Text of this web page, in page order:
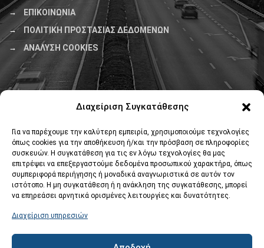
Διαχείριση Συγκατάθεσης
Για να παρέχουμε την καλύτερη εμπειρία, χρησιμοποιούμε τεχνολογίες
όπως cookies για την αποθήκευση ή/και την πρόσβαση σε πληροφορίες
συσκευών. Η συγκατάθεση για τις εν λόγω τεχνολογίες θα μας
επιτρέψει να επεξεργαστούμε δεδομένα προσωπικού χαρακτήρα, όπως
συμπεριφορά περιήγησης ή μοναδικά αναγνωριστικά σε αυτόν τον
ιστότοπο. Η μη συγκατάθεση ή η ανάκληση της συγκατάθεσης, μπορεί
να επηρεάσει αρνητικά ορισμένες λειτουργίες και δυνατότητες.
Διαχείριση υπηρεσιών
ΕΠΙΚΟΙΝΩΝΙΑ
ΠΟΛΙΤΙΚΗ ΠΡΟΣΤΑΣΙΑΣ ΔΕΔΟΜΕΝΩΝ
ΑΝΑΛΥΣΗ COOKIES
Βρείτε μας στο χάρτη
Κάντε κλικ στο κουμπί 'Συμφωνώ' για να